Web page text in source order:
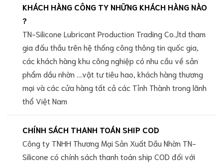
KHÁCH HÀNG CÔNG TY NHỮNG KHÁCH HÀNG NÀO
?
TN-Silicone Lubricant Production Trading Co.,ltd tham
gia đấu thầu trên hệ thống công thông tin quốc gia,
các khách hàng khu công nghiệp có nhu cầu về sản
phẩm dầu nhờn ....vật tư tiêu hao, khách hàng thương
mại và các cửa hàng tất cả các Tỉnh Thành trong lãnh
thổ Việt Nam
CHÍNH SÁCH THANH TOÁN SHIP COD
Công ty TNHH Thương Mại Sản Xuất Dầu Nhờn TN-
Silicone có chính sách thanh toán ship COD đối với